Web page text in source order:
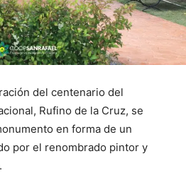
del centenario del
Rufino de la Cruz, se
en forma de un
por el renombrado pintor y